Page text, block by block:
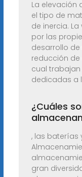
La elevación
el tipo de
de inercia.
por las
desarrollo
reducción
cual
dedicadas a
¿Cuáles
, las baterías
gran